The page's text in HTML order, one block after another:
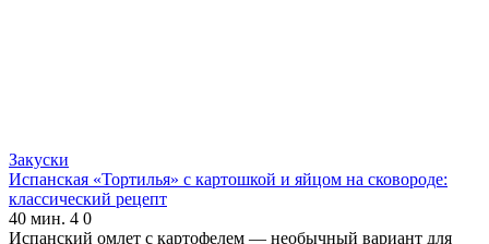
Закуски
Испанская «Тортилья» с картошкой и яйцом на сковороде:
классический рецепт
40 мин. 4 0
Испанский омлет с картофелем — необычный вариант для